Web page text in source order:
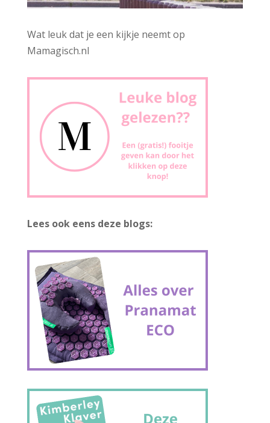
Wat leuk dat je een kijkje neemt op
Mamagisch.nl
Lees ook eens deze blogs: